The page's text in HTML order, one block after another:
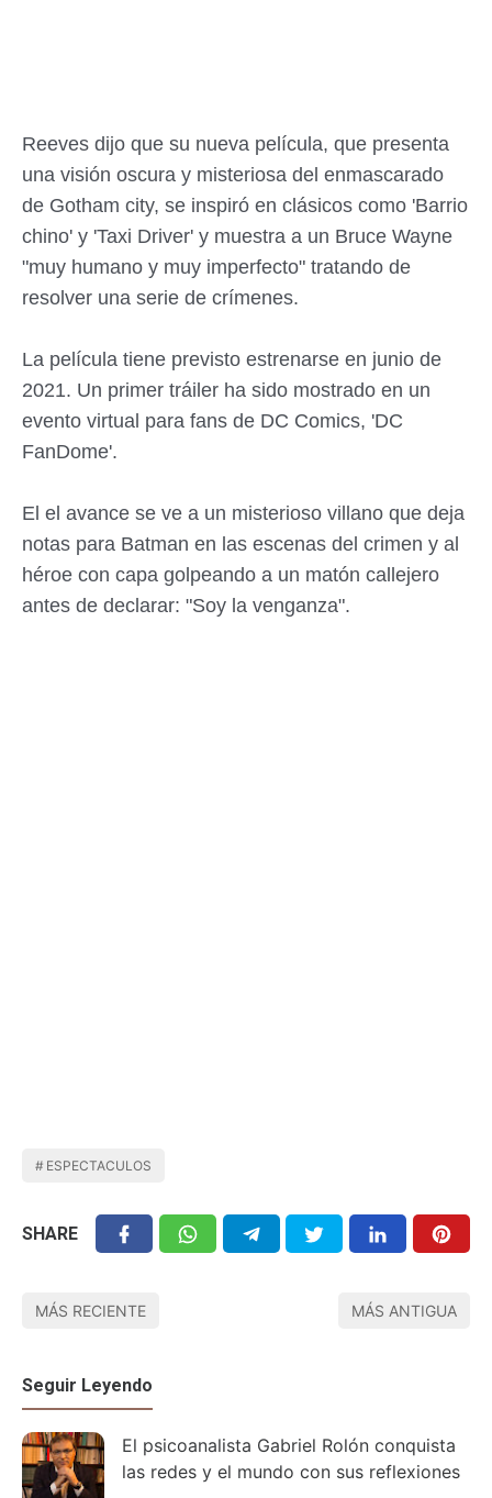
Reeves dijo que su nueva película, que presenta
una visión oscura y misteriosa del enmascarado
de Gotham city, se inspiró en clásicos como 'Barrio
chino' y 'Taxi Driver' y muestra a un Bruce Wayne
"muy humano y muy imperfecto" tratando de
resolver una serie de crímenes.
La película tiene previsto estrenarse en junio de
2021. Un primer tráiler ha sido mostrado en un
evento virtual para fans de DC Comics, 'DC
FanDome'.
El el avance se ve a un misterioso villano que deja
notas para Batman en las escenas del crimen y al
héroe con capa golpeando a un matón callejero
antes de declarar: "Soy la venganza".
ESPECTACULOS
SHARE
MÁS RECIENTE MÁS ANTIGUA
Seguir Leyendo
El psicoanalista Gabriel Rolón conquista
las redes y el mundo con sus reflexiones